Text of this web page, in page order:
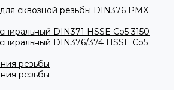
сквозной резьбы DIN376 PMX
DIN371 HSSE Co5 3150
DIN376/374 HSSE Co5
резьбы
резьбы